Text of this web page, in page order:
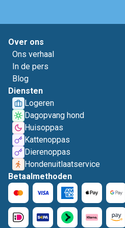
Over ons
Ons verhaal
In de pers
Blog
Diensten
Logeren
Dagopvang hond
Huisoppas
Kattenoppas
Dierenoppas
Hondenuitlaatservice
Betaalmethoden